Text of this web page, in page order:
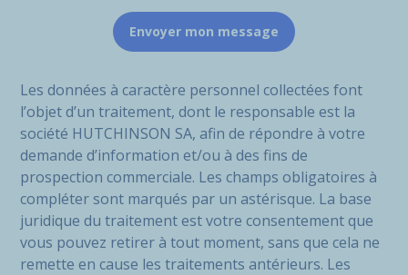
Les données à caractère personnel collectées font
l’objet d’un traitement, dont le responsable est la
société HUTCHINSON SA, afin de répondre à votre
demande d’information et/ou à des fins de
prospection commerciale. Les champs obligatoires à
compléter sont marqués par un astérisque. La base
juridique du traitement est votre consentement que
vous pouvez retirer à tout moment, sans que cela ne
remette en cause les traitements antérieurs. Les